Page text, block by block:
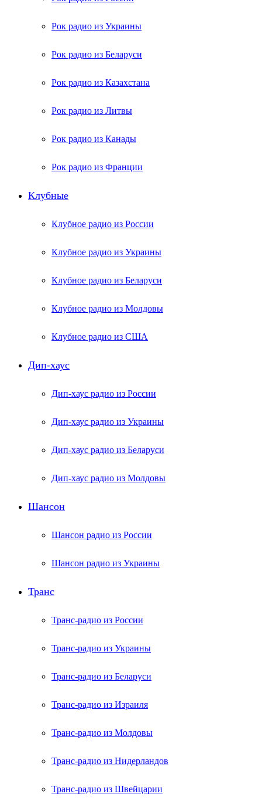
Рок радио из Украины
Рок радио из Беларуси
Рок радио из Казахстана
Рок радио из Литвы
Рок радио из Канады
Рок радио из Франции
Клубные
Клубное радио из России
Клубное радио из Украины
Клубное радио из Беларуси
Клубное радио из Молдовы
Клубное радио из США
Дип-хаус
Дип-хаус радио из России
Дип-хаус радио из Украины
Дип-хаус радио из Беларуси
Дип-хаус радио из Молдовы
Шансон
Шансон радио из России
Шансон радио из Украины
Транс
Транс-радио из России
Транс-радио из Украины
Транс-радио из Беларуси
Транс-радио из Израиля
Транс-радио из Молдовы
Транс-радио из Нидерландов
Транс-радио из Швейцарии